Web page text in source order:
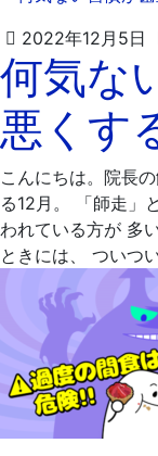
2022年12月5日
何気な
悪くす
こんにちは。院長
る12月。 「師走」
われている方が 多
ときには、 ついつ